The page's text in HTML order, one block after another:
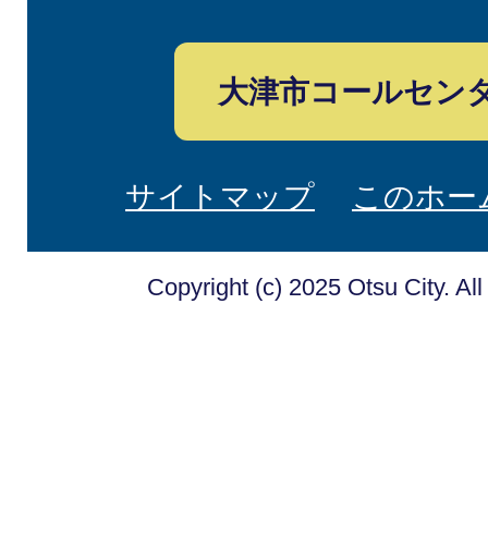
大津市コールセン
サイトマップ このホ
Copyright (c) 2025 Otsu City.